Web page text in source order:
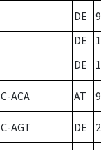
DE
9
DE
DE
C-ACA AT
C-AGT DE 2